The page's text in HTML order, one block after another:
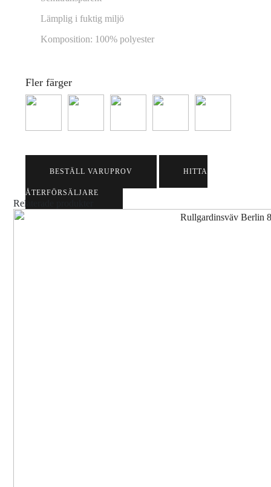
Lämplig i fuktig miljö
Komposition: 100% polyester
Fler färger
BESTÄLL VARUPROV HITTA
ÅTERFÖRSÄLJARE
Relaterade produkter